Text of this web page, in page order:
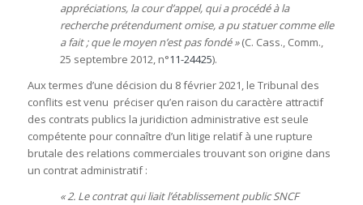
appréciations, la cour d’appel, qui a procédé à la
recherche prétendument omise, a pu statuer comme elle
a fait ; que le moyen n’est pas fondé »(C. Cass., Comm.,
25 septembre 2012, n°11-24425).
Aux termes d’une décision du 8 février 2021, le Tribunal des
conflits est venu préciser qu’en raison du caractère attractif
des contrats publics la juridiction administrative est seule
compétente pour connaître d’un litige relatif à une rupture
brutale des relations commerciales trouvant son origine dans
un contrat administratif :
« 2. Le contrat qui liait l’établissement public SNCF